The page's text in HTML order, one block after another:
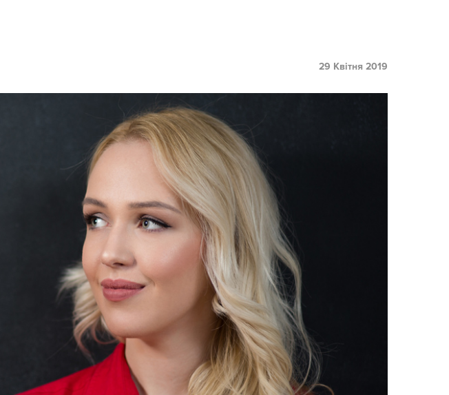
29 Квітня 2019